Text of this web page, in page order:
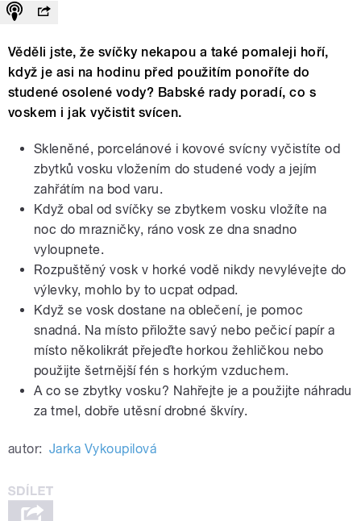
Věděli jste, že svíčky nekapou a také pomaleji hoří,
když je asi na hodinu před použitím ponoříte do
studené osolené vody? Babské rady poradí, co s
voskem i jak vyčistit svícen.
Skleněné, porcelánové i kovové svícny vyčistíte od
zbytků vosku vložením do studené vody a jejím
zahřátím na bod varu.
Když obal od svíčky se zbytkem vosku vložíte na
noc do mrazničky, ráno vosk ze dna snadno
vyloupnete.
Rozpuštěný vosk v horké vodě nikdy nevylévejte do
výlevky, mohlo by to ucpat odpad.
Když se vosk dostane na oblečení, je pomoc
snadná. Na místo přiložte savý nebo pečicí papír a
místo několikrát přejeďte horkou žehličkou nebo
použijte šetrnější fén s horkým vzduchem.
A co se zbytky vosku? Nahřejte je a použijte náhradu
za tmel, dobře utěsní drobné škvíry.
autor: Jarka Vykoupilová